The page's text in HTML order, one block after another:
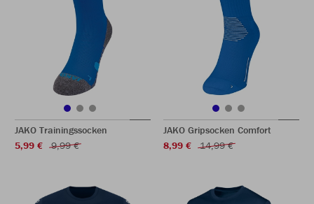
JAKO Trainingssocken
5,99 €
9,99 €
JAKO Gripsocken Comfort
8,99 €
14,99 €